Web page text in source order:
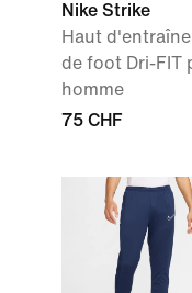
Nike Strike
Haut
de foot Dri-FIT
homme
75 CHF